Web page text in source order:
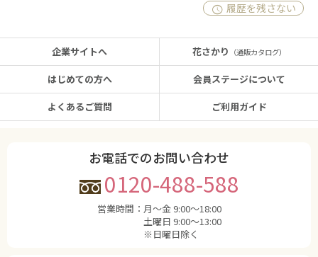
履歴を残さない
企業サイトへ
はじめての方へ
よくあるご質問
花さかり （通販カタログ）
会員ステージについて
ご利用ガイド
お電話でのお問い合わせ
0120-488-588
営業時間： 月〜金 9:00〜18:00
土曜日 9:00〜13:00
※日曜日除く